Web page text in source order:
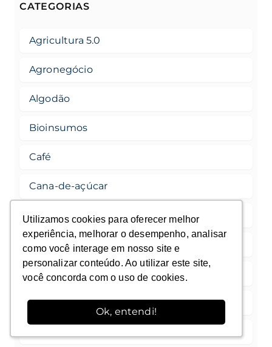
Utilizamos cookies para oferecer melhor
experiência, melhorar o desempenho, analisar
como você interage em nosso site e
personalizar conteúdo. Ao utilizar este site,
você concorda com o uso de cookies.
Ok, entendi!
Utilizamos cookies para oferecer melhor
experiência, melhorar o desempenho, analisar
como você interage em nosso site e
personalizar conteúdo. Ao utilizar este site,
você concorda com o uso de cookies.
Ok, entendi!
CATEGORIAS
Agricultura 5.0
Agronegócio
Algodão
Bioinsumos
Café
Cana-de-açúcar
Feijão
Fertilidade do Solo
Fisiologia vegetal
Fitossanitários